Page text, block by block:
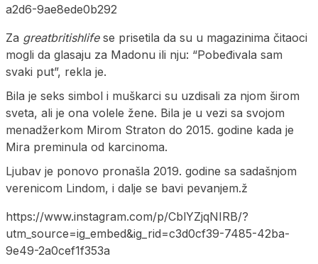
a2d6-9ae8ede0b292
Za greatbritishlife se prisetila da su u magazinima čitaoci
mogli da glasaju za Madonu ili nju: “Pobeđivala sam
svaki put”, rekla je.
Bila je seks simbol i muškarci su uzdisali za njom širom
sveta, ali je ona volele žene. Bila je u vezi sa svojom
menadžerkom Mirom Straton do 2015. godine kada je
Mira preminula od karcinoma.
Ljubav je ponovo pronašla 2019. godine sa sadašnjom
verenicom Lindom, i dalje se bavi pevanjem.ž
https://www.instagram.com/p/CblYZjqNIRB/?
utm_source=ig_embed&ig_rid=c3d0cf39-7485-42ba-
9e49-2a0cef1f353a